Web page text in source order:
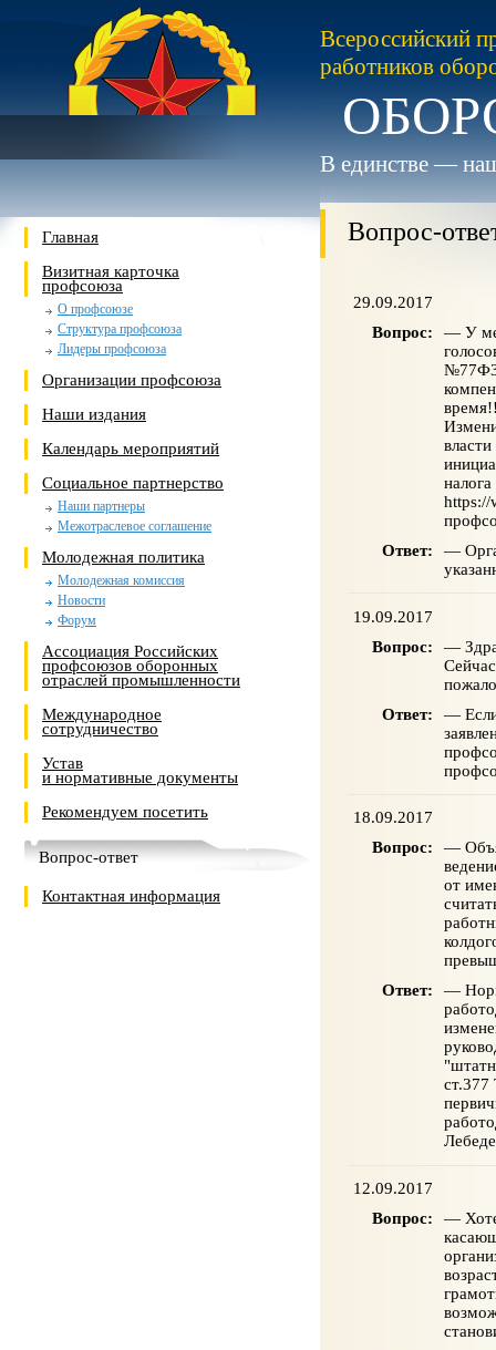
Всероссийский
работников
В единстве —
Главная
Визитная карточка
профсоюза
О профсоюзе
Структура профсоюза
Лидеры профсоюза
Организации профсоюза
Наши издания
Календарь мероприятий
Социальное партнерство
Наши партнеры
Межотраслевое соглашение
Молодежная политика
Молодежная комиссия
Новости
Форум
Ассоциация Российских
профсоюзов оборонных
отраслей промышленности
Международное
сотрудничество
Устав
и нормативные документы
Рекомендуем посетить
Вопрос-ответ
Контактная информация
Вопрос-
29.09.2017
Вопрос:
— У
https://
Ответ:
—
19.09.2017
Вопрос:
—
Ответ:
—
18.09.2017
Вопрос:
—
от
Ответ:
—
ст.377
12.09.2017
Вопрос:
—